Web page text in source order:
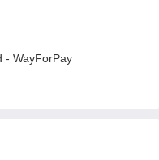
- WayForPay